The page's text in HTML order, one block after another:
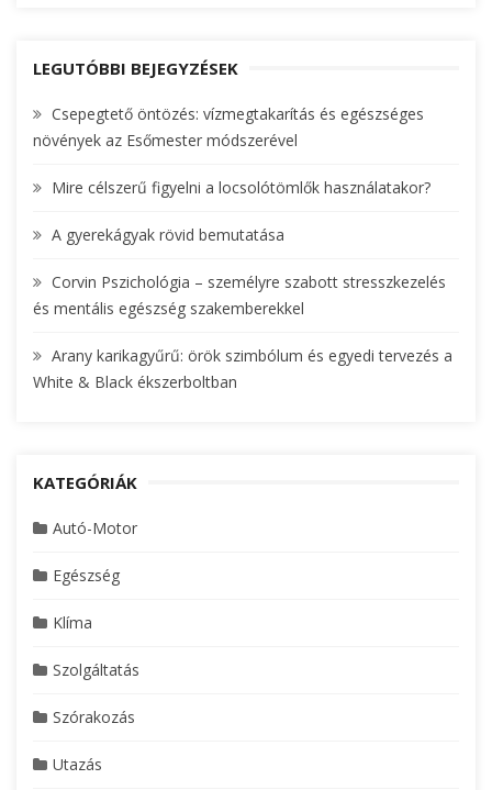
c
f
o
:
LEGUTÓBBI BEJEGYZÉSEK
Csepegtető öntözés: vízmegtakarítás és egészséges
növények az Esőmester módszerével
Mire célszerű figyelni a locsolótömlők használatakor?
A gyerekágyak rövid bemutatása
Corvin Pszichológia – személyre szabott stresszkezelés
és mentális egészség szakemberekkel
Arany karikagyűrű: örök szimbólum és egyedi tervezés a
White & Black ékszerboltban
KATEGÓRIÁK
Autó-Motor
Egészség
Klíma
Szolgáltatás
Szórakozás
Utazás